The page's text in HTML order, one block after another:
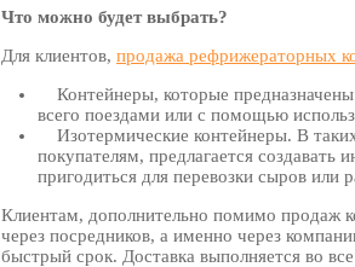
Что можно будет выбрать?
Для клиентов, продажа рефрижераторных
Контейнеры, которые
всего поездами или с помощью
Изотермические контейнеры. В
покупателям, предлагается
пригодиться для перевозки сыров или
Клиентам, дополнительно помимо продаж
через посредников, а именно через
быстрый срок. Доставка выполняется во